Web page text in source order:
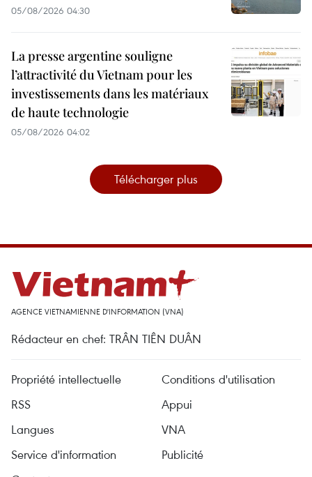
05/08/2026 04:30
La presse argentine souligne
l’attractivité du Vietnam pour les
investissements dans les matériaux
de haute technologie
05/08/2026 04:02
Télécharger plus
AGENCE VIETNAMIENNE D'INFORMATION (VNA)
Rédacteur en chef: TRÂN TIÊN DUÂN
Propriété intellectuelle
Conditions d'utilisation
RSS
Appui
Langues
VNA
Service d'information
Publicité